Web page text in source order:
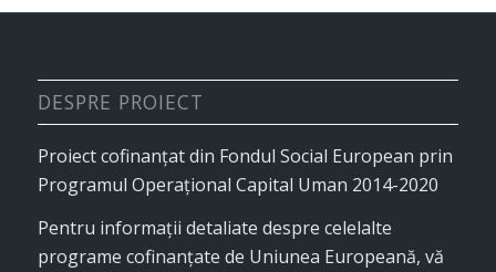
DESPRE PROIECT
Proiect cofinanţat din Fondul Social European prin
Programul Operaţional Capital Uman 2014-2020
Pentru informaţii detaliate despre celelalte
programe cofinanţate de Uniunea Europeană, vă